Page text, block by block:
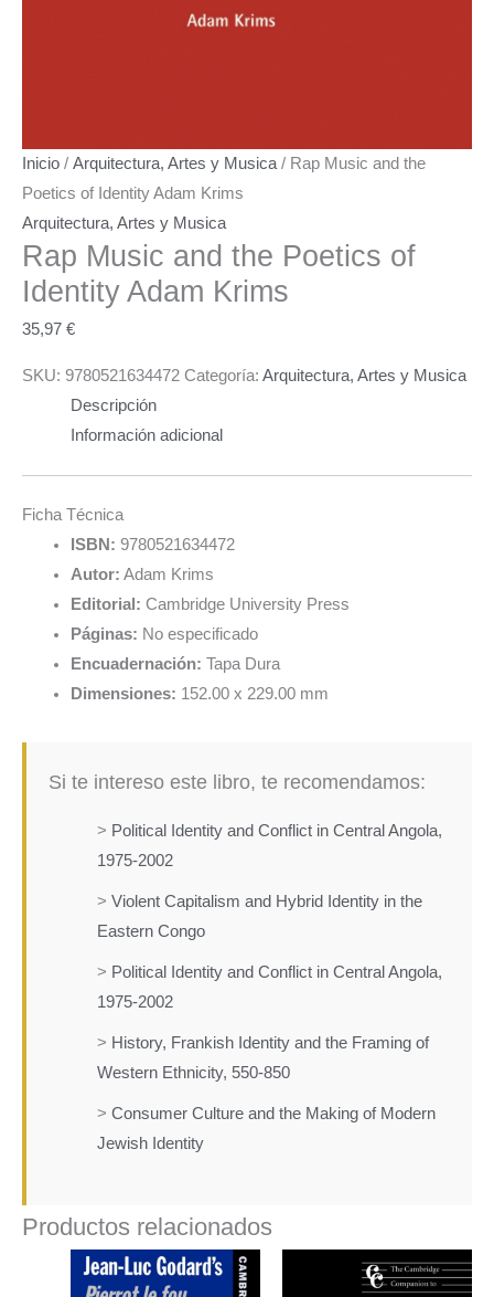
Inicio / Arquitectura, Artes y Musica / Rap Music and the
Poetics of Identity Adam Krims
Arquitectura, Artes y Musica
Rap Music and the Poetics of
IdentityAdam Krims
35,97 €
SKU: 9780521634472 Categoría: Arquitectura, Artes y Musica
Descripción
Información adicional
Ficha Técnica
ISBN: 9780521634472
Autor: Adam Krims
Editorial: Cambridge University Press
Páginas: No especificado
Encuadernación: Tapa Dura
Dimensiones: 152.00 x 229.00 mm
Si te intereso este libro, te recomendamos:
> Political Identity and Conflict in Central Angola,
1975-2002
> Violent Capitalism and Hybrid Identity in the
Eastern Congo
> Political Identity and Conflict in Central Angola,
1975-2002
> History, Frankish Identity and the Framing of
Western Ethnicity, 550-850
> Consumer Culture and the Making of Modern
Jewish Identity
Productos relacionados